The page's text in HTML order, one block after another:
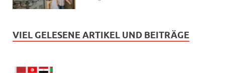
VIEL GELESENE ARTIKEL UND BEITRÄGE